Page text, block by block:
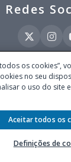
Redes
Brasil
Faria Lima,
Estado de São
de quota
Apostas do
publicada
os cookies”,
no seu
o uso do site
Definições de
Aceitar todos os